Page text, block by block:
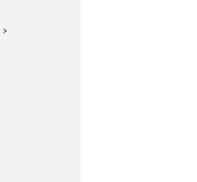
›